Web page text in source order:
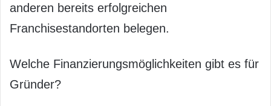
anderen bereits erfolgreichen
Franchisestandorten belegen.
Welche Finanzierungsmöglichkeiten gibt es für
Gründer?